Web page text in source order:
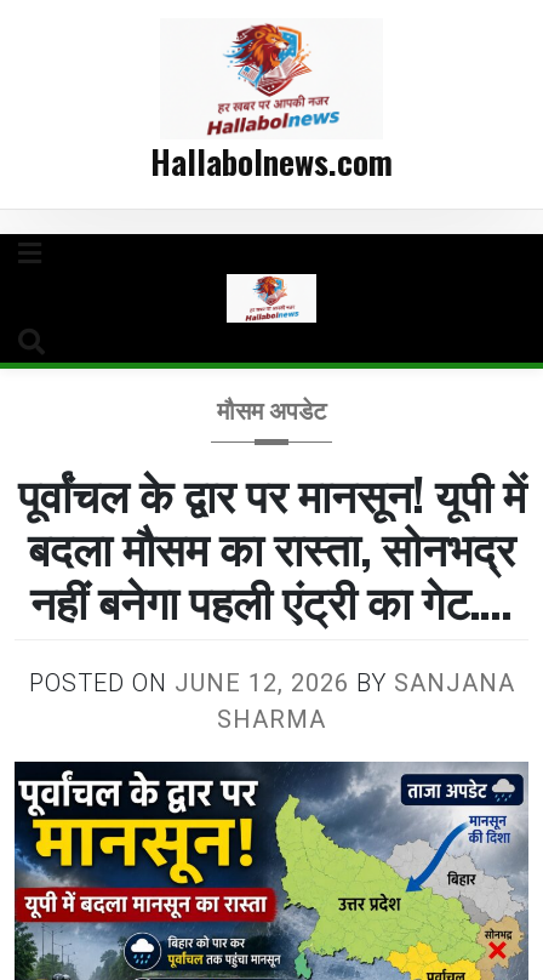
Hallabolnews.com
मौसम अपडेट
पूर्वांचल के द्वार पर मानसून! यूपी में
बदला मौसम का रास्ता, सोनभद्र
नहीं बनेगा पहली एंट्री का गेट….
POSTED ON JUNE 12, 2026 BY SANJANA
SHARMA